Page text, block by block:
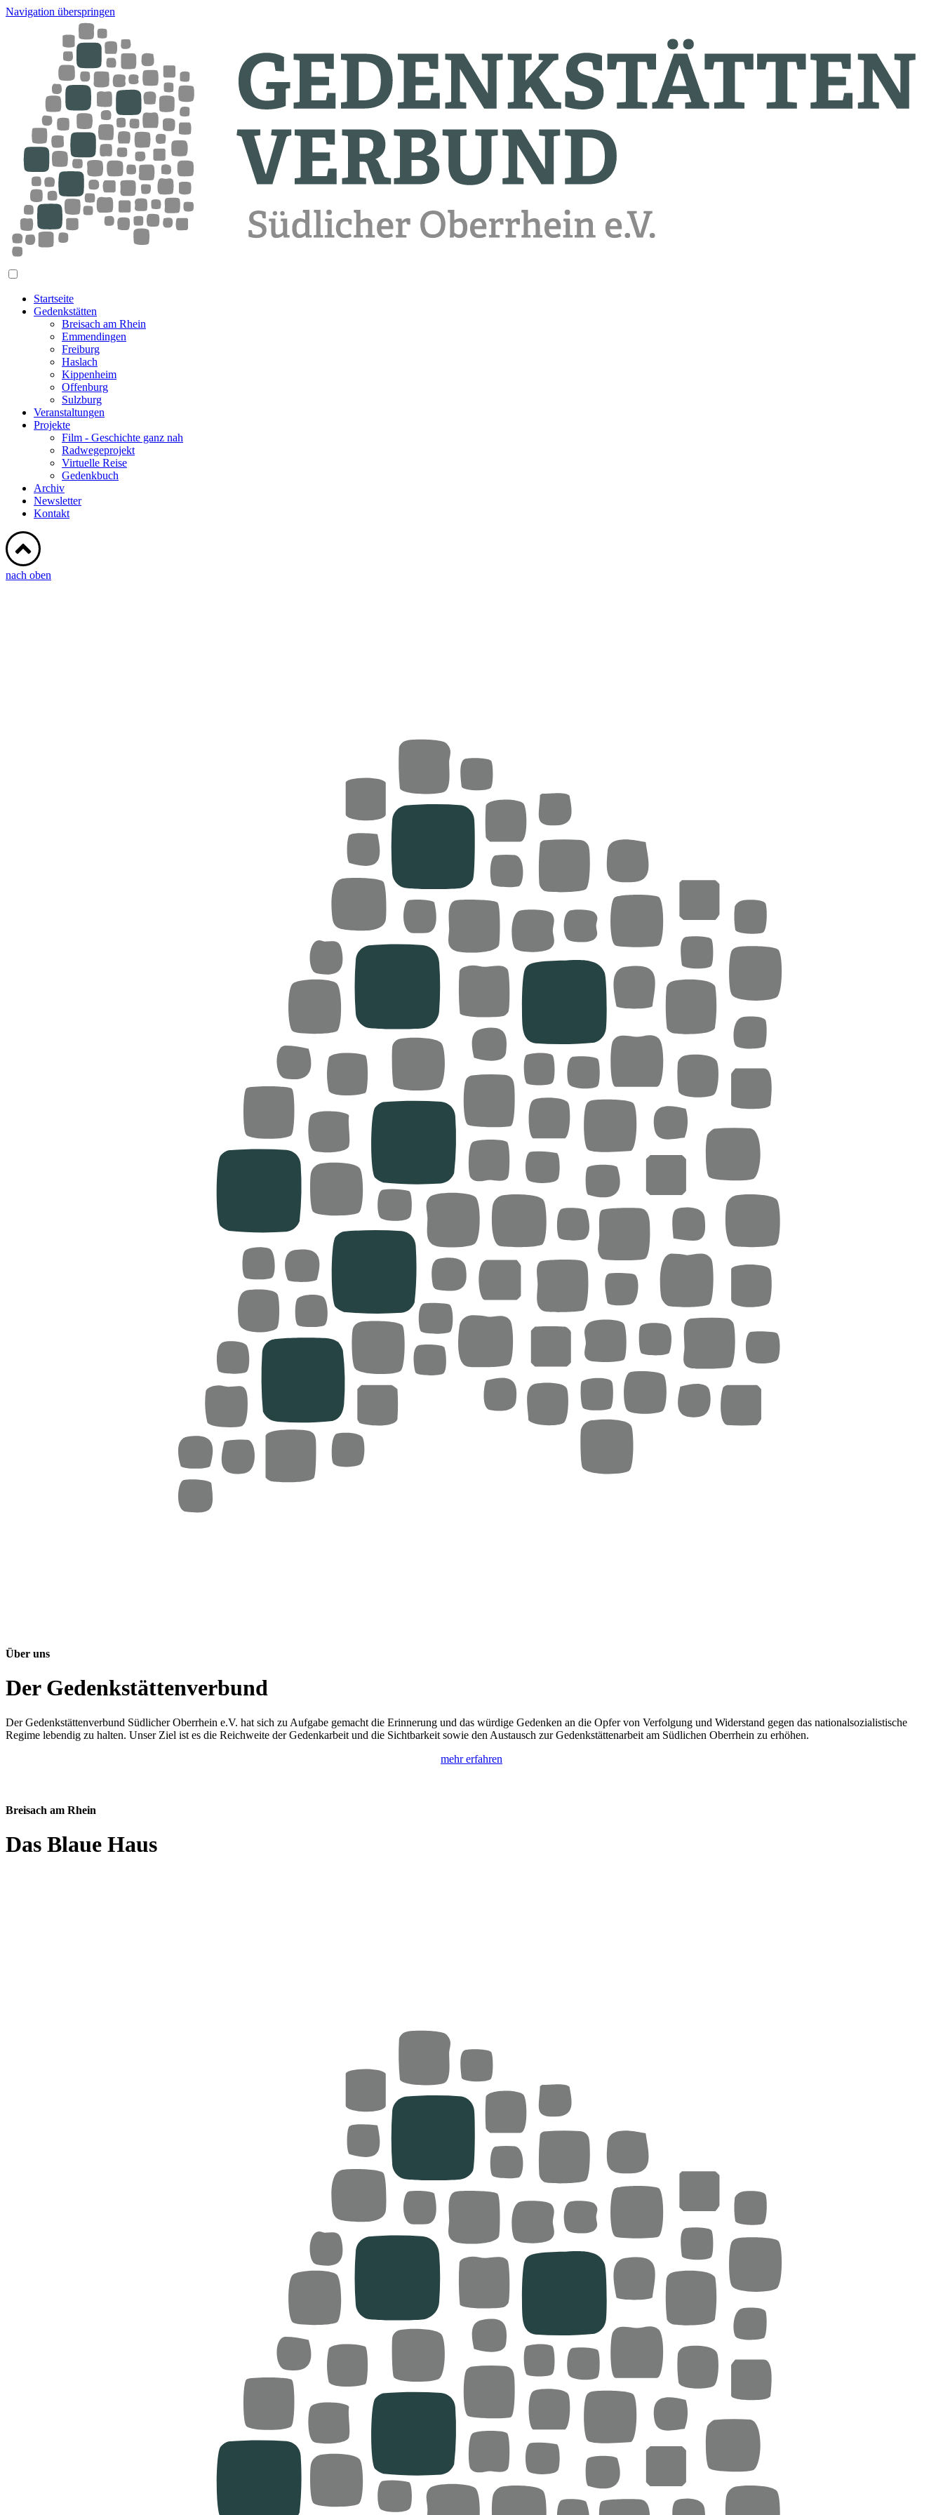
Navigation überspringen
Startseite
Gedenkstätten
Breisach am Rhein
Emmendingen
Freiburg
Haslach
Kippenheim
Offenburg
Sulzburg
Veranstaltungen
Projekte
Film - Geschichte ganz nah
Radwegeprojekt
Virtuelle Reise
Gedenkbuch
Archiv
Newsletter
Kontakt
nach oben
Über uns
Der Gedenkstättenverbund
Der Gedenkstättenverbund Südlicher Oberrhein e.V. hat sich zu Aufgabe gemacht die Erinnerung und das würdige Gedenken an die Opfer von Verfolgung und Widerstand gegen das nationalsozialistische
Regime lebendig zu halten. Unser Ziel ist es die Reichweite der Gedenkarbeit und die Sichtbarkeit sowie den Austausch zur Gedenkstättenarbeit am Südlichen Oberrhein zu erhöhen.
mehr erfahren
Breisach am Rhein
Das Blaue Haus